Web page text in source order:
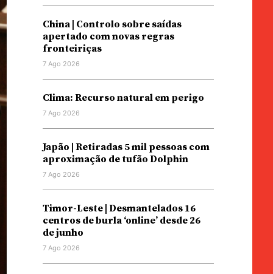
China | Controlo sobre saídas
apertado com novas regras
fronteiriças
7 Ago 2026
Clima: Recurso natural em perigo
7 Ago 2026
Japão | Retiradas 5 mil pessoas com
aproximação de tufão Dolphin
7 Ago 2026
Timor-Leste | Desmantelados 16
centros de burla ‘online’ desde 26
de junho
7 Ago 2026